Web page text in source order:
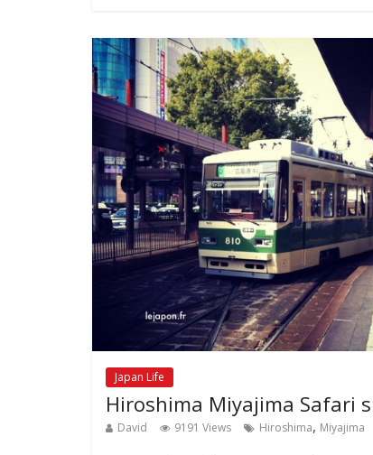
Japan Life
Hiroshima Miyajima Safari
David 9191 Views Hiroshima, Miyajima